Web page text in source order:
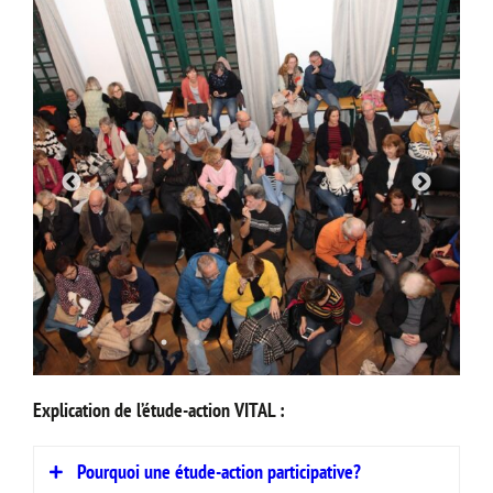
Explication de l’étude-action VITAL :
Pourquoi une étude-action participative?